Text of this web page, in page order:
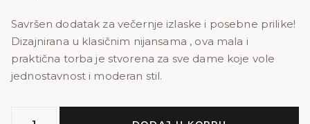
Savršen dodatak za večernje izlaske i posebne prilike!
Dizajnirana u klasičnim nijansama , ova mala i
praktična torba je stvorena za sve dame koje vole
jednostavnost i moderan stil.